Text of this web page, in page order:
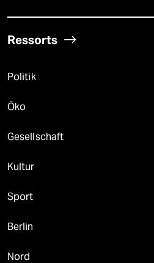
Ressorts
Politik
Öko
Gesellschaft
Kultur
Sport
Berlin
Nord